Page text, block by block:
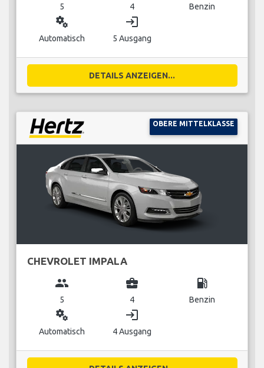
5 4 Benzin
miscellaneous_services
Automatisch
login
5 Ausgang
DETAILS ANZEIGEN...
OBERE MITTELKLASSE
CHEVROLET IMPALA
group
5
business_center
4
local_gas_station
Benzin
miscellaneous_services
Automatisch
login
4 Ausgang